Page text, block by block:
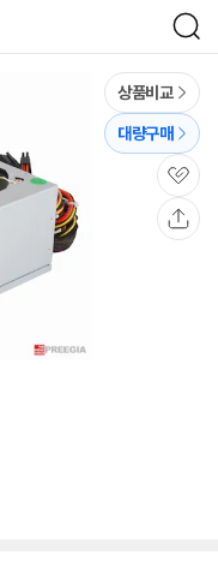
검
색
상품비교
대량구매
관
심